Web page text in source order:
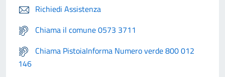
Richiedi Assistenza
Chiama il comune 0573 3711
Chiama PistoiaInforma Numero verde 800 012
146